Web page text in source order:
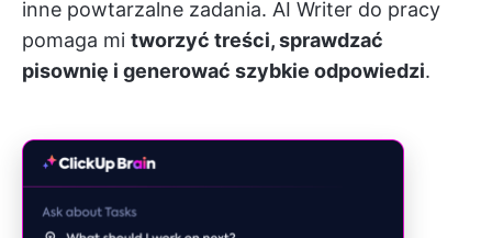
inne powtarzalne zadania. AI Writer do pracy
pomaga mi tworzyć treści, sprawdzać
pisownię i generować szybkie odpowiedzi.